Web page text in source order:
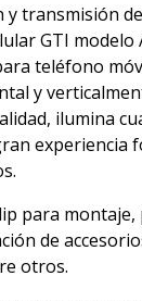
y transmisión
GTI modelo
teléfono
y
ilumina
experiencia
para
de
otros.